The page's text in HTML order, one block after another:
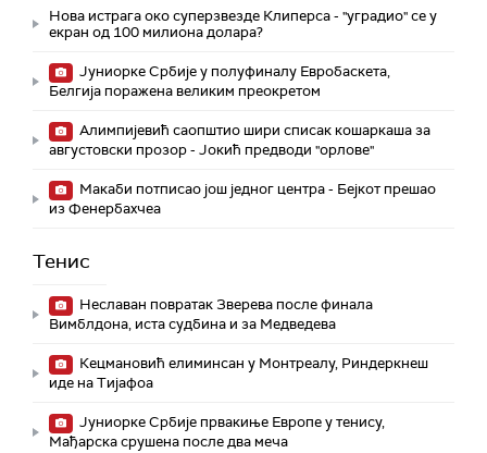
Нова истрага око суперзвезде Клиперса - "уградио" се у
екран од 100 милиона долара?
Јуниорке Србије у полуфиналу Евробаскета,
Белгија поражена великим преокретом
Алимпијевић саопштио шири списак кошаркаша за
августовски прозор - Јокић предводи "орлове"
Макаби потписао још једног центра - Бејкот прешао
из Фенербахчеа
Тенис
Неславан повратак Зверева после финала
Вимблдона, иста судбина и за Медведева
Кецмановић елиминсан у Монтреалу, Риндеркнеш
иде на Тијафоа
Јуниорке Србије првакиње Европе у тенису,
Мађарска срушена после два меча